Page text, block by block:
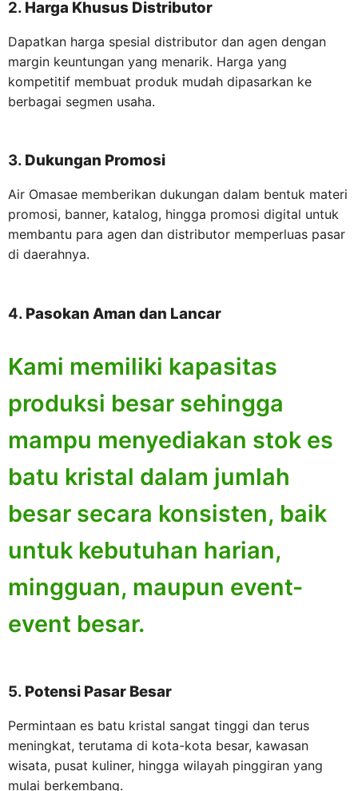
2. Harga Khusus Distributor
Dapatkan harga spesial distributor dan agen dengan
margin keuntungan yang menarik. Harga yang
kompetitif membuat produk mudah dipasarkan ke
berbagai segmen usaha.
3. Dukungan Promosi
Air Omasae memberikan dukungan dalam bentuk materi
promosi, banner, katalog, hingga promosi digital untuk
membantu para agen dan distributor memperluas pasar
di daerahnya.
4. Pasokan Aman dan Lancar
Kami memiliki kapasitas
produksi besar sehingga
mampu menyediakan stok es
batu kristal dalam jumlah
besar secara konsisten, baik
untuk kebutuhan harian,
mingguan, maupun event-
event besar.
5. Potensi Pasar Besar
Permintaan es batu kristal sangat tinggi dan terus
meningkat, terutama di kota-kota besar, kawasan
wisata, pusat kuliner, hingga wilayah pinggiran yang
mulai berkembang.